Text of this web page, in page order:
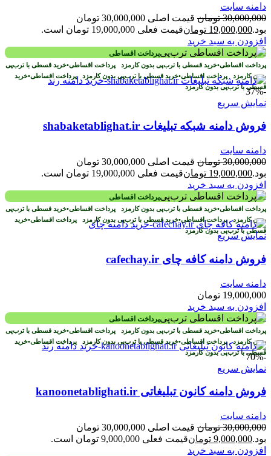
دامنه سایت
30,000,000 تومان
قیمت اصلی 30,000,000 تومان
بود.19,000,000 تومانقیمت فعلی 19,000,000 تومان است.
افزودن به سبد خرید
پرداخت اقساطی
پرداخت اقساطی•خرید قسطی با ترب‌پی بدون کارمزد پرداخت اقساطی•خرید قسطی با ترب‌پی
بدون کارمزد پرداخت اقساطی•خرید قسطی با ترب‌پی بدون کارمزدپرداخت اقساطی•خرید
قسطی با ترب‌پی بدون کارمزد
-37%
نمایش سریع
فروش دامنه شبکه تبلیغات shabaketablighat.ir
دامنه سایت
30,000,000 تومان
قیمت اصلی 30,000,000 تومان
بود.19,000,000 تومانقیمت فعلی 19,000,000 تومان است.
افزودن به سبد خرید
پرداخت اقساطی
پرداخت اقساطی•خرید قسطی با ترب‌پی بدون کارمزد پرداخت اقساطی•خرید قسطی با ترب‌پی
بدون کارمزد پرداخت اقساطی•خرید قسطی با ترب‌پی بدون کارمزد پرداخت اقساطی•خرید
قسطی با ترب‌پی بدون کارمزد
نمایش سریع
فروش دامنه کافه چای cafechay.ir
دامنه سایت
19,000,000 تومان
افزودن به سبد خرید
پرداخت اقساطی
پرداخت اقساطی•خرید قسطی با ترب‌پی بدون کارمزد پرداخت اقساطی•خرید قسطی با ترب‌پی
بدون کارمزد پرداخت اقساطی•خرید قسطی با ترب‌پی بدون کارمزد پرداخت اقساطی•خرید
قسطی با ترب‌پی بدون کارمزد
-70%
نمایش سریع
فروش دامنه کانون تبلیغاتی kanoonetablighati.ir
دامنه سایت
30,000,000 تومان
قیمت اصلی 30,000,000 تومان
بود.9,000,000 تومانقیمت فعلی 9,000,000 تومان است.
افزودن به سبد خرید